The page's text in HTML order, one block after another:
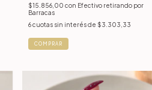
$15.856,00 con Efectivo retirando por
Barracas
6 cuotas sin interés de $3.303,33
COMPRAR